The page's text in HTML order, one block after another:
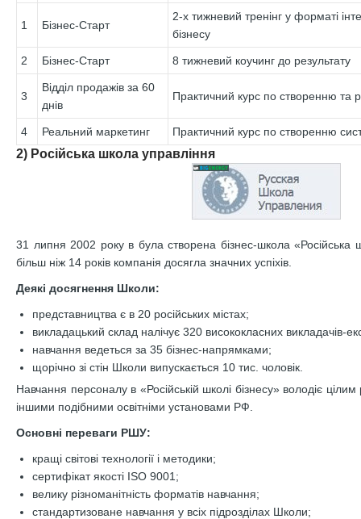
1 Бізнес-Старт
2-х тижневий тренінг у форматі
бізнесу
2 Бізнес-Старт 8 тижневий коучинг до результату
3
Відділ продажів за 60
днів
Практичний курс по створенню та
4 Реальний маркетинг Практичний курс по створенню
2) Російська школа управління
31 липня 2002 року в була створена бізнес-школа
більш ніж 14 років компанія досягла значних успіхів.
Деякі досягнення Школи:
представництва є в 20 російських містах;
викладацький склад налічує 320 висококласних викладачів-
навчання ведеться за 35 бізнес-напрямками;
щорічно зі стін Школи випускається 10 тис. чоловік.
Навчання персоналу в «Російській школі бізнесу» володіє
іншими подібними освітніми установами РФ.
Основні переваги РШУ:
кращі світові технології і методики;
сертифікат якості ISO 9001;
велику різноманітність форматів навчання;
стандартизоване навчання у всіх підрозділах Школи;